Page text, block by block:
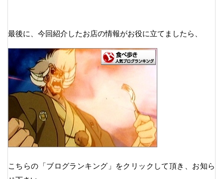
最後に、今回紹介したお店の情報がお役に立てましたら、
こちらの「ブログランキング」をクリックして頂き、お知ら